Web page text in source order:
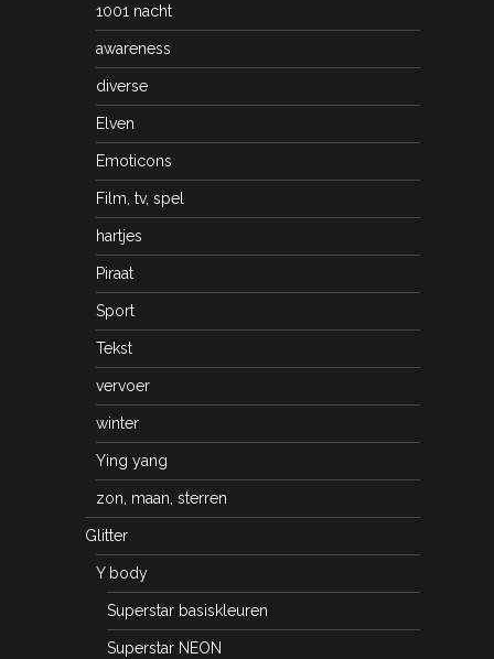
1001 nacht
awareness
diverse
Elven
Emoticons
Film, tv, spel
hartjes
Piraat
Sport
Tekst
vervoer
winter
Ying yang
zon, maan, sterren
Glitter
Y body
Superstar basiskleuren
Superstar NEON